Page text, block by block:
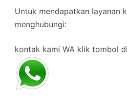
Untuk mendapatkan layanan
menghubungi:
kontak kami WA klik tombol